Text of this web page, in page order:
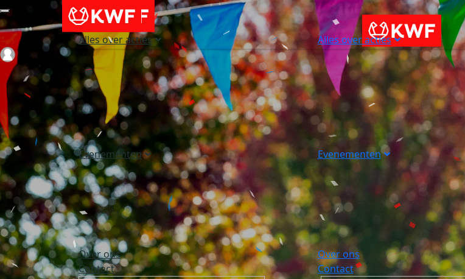
Alles over acties
Evenementen
Over ons
Contact
Alles over acties
Evenementen
Over ons
Contact
Login